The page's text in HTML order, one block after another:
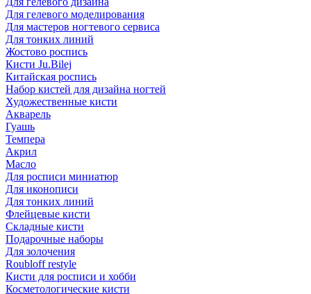
Для гелевого моделирования
Для мастеров ногтевого сервиса
Для тонких линий
Жостово роспись
Кисти Ju.Bilej
Китайская роспись
Набор кистей для дизайна ногтей
Художественные кисти
Акварель
Гуашь
Темпера
Акрил
Масло
Для росписи миниатюр
Для иконописи
Для тонких линий
Флейцевые кисти
Складные кисти
Подарочные наборы
Для золочения
Roubloff restyle
Кисти для росписи и хобби
Косметологические кисти